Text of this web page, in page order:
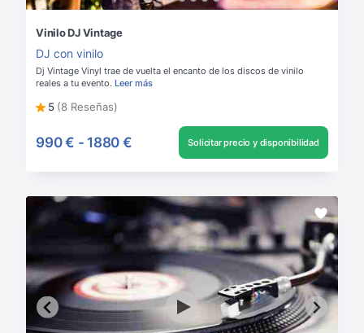
Vinilo DJ Vintage
DJ con vinilo
Dj Vintage Vinyl trae de vuelta el encanto de los discos de vinilo
reales a tu evento. Leer más
5 (8 Reseñas)
990 € - 1880 € Solicitar precio y disponibilidad